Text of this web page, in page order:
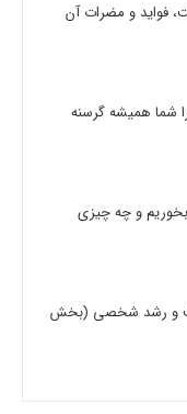
فواید و مضرات آن
شما همیشه گرسنه
و چه چیزی
و رشد شخصی (بخش